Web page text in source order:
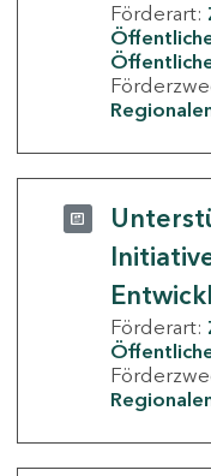
Förderart:
Förderart: